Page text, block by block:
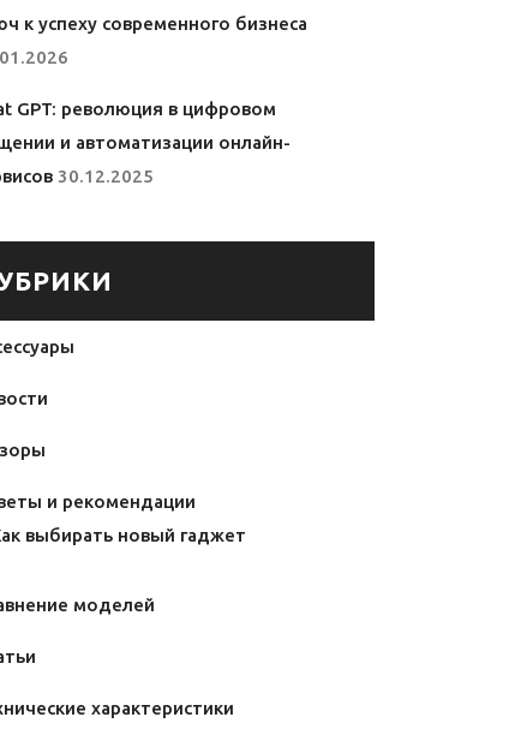
к успеху современного бизнеса
GPT: революция в цифровом
и автоматизации онлайн-
30.12.2025
и рекомендации
выбирать новый гаджет
моделей
характеристики